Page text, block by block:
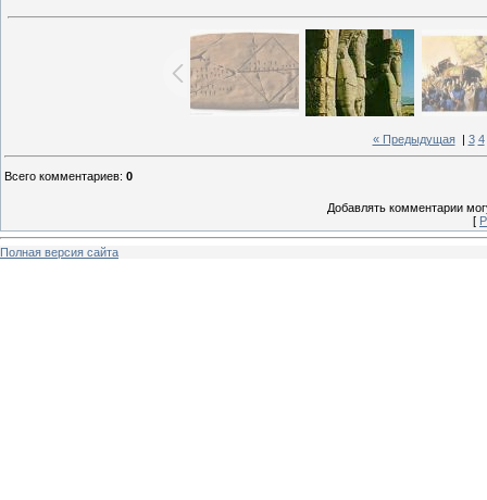
« Предыдущая| 3 4
Всего комментариев: 0
Добавлять комментарии
[
Полная версия сайта